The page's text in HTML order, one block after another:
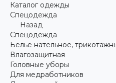
Каталог одежды
Спецодежда
Назад
Спецодежда
Белье нательное,
Влагозащитная
Головные уборы
Для медработников